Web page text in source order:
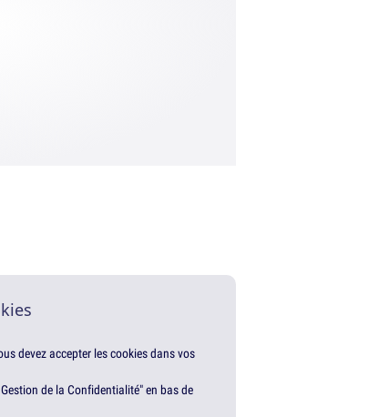
devez accepter les cookies dans vos
de la Confidentialité" en bas de